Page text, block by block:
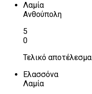
Λαμία
Ανθούπολη
5
0
Τελικό αποτέλεσμα
Ελασσόνα
Λαμία